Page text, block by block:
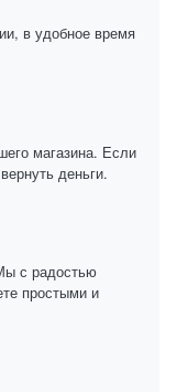
в удобное время
магазина. Если
деньги.
с радостью
простыми и